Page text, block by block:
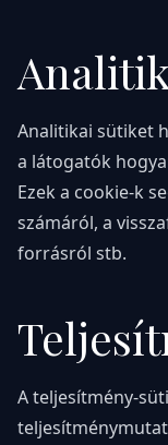
Analitikai sütiket
a látogatók
Ezek a cookie-k
számáról, a
forrásról stb.
A teljesítmény-